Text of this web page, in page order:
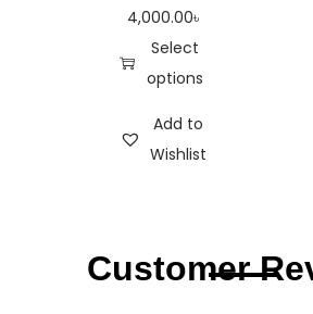
4,000.00৳
Select
options
Add to
Wishlist
Customer